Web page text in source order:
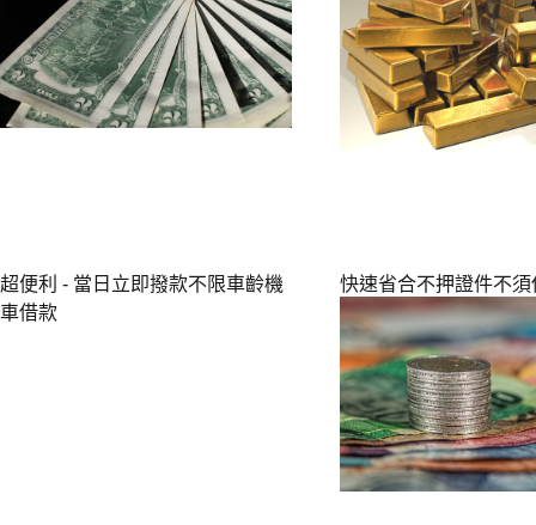
超便利 - 當日立即撥款不限車齡機
車借款
快速省合不押證件不